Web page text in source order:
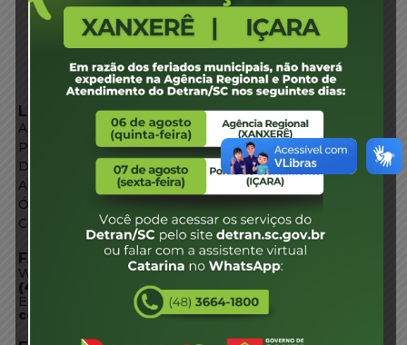
LINKS EXTERNOS
Agência de Notícias
Portal de Serviços
Diário Oficial
Acesso à Informação
Órgãos do Governo
Conheça SC
FALE CONOSCO
WhatsApp:
(48) 3664-1800
E-mail:
centraldeinformacoes@detran.sc.gov.br